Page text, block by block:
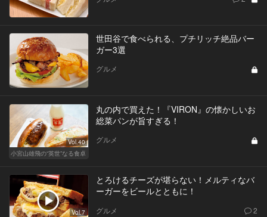
世田谷で食べられる、プチリッチ絶品バー
ガー3選
グルメ
Vol.40
小宮山雄飛の“英世”なる食卓
丸の内で買えた！『VIRON』の懐かしいお
総菜パンが旨すぎる！
グルメ
Vol.7
とろけるチーズが堪らない！メルティなバ
ーガーをビールとともに！
グルメ 2